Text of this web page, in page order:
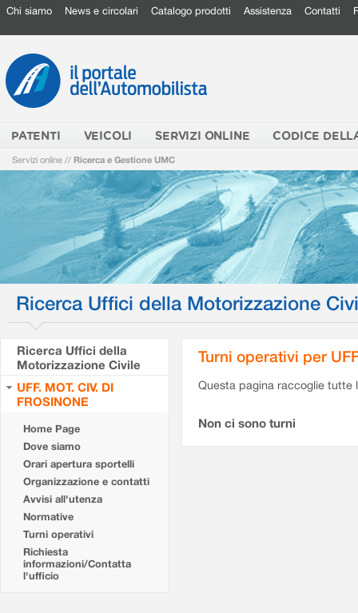
Chi siamo News e circolari Catalogo prodotti Assistenza Contatti
PATENTI VEICOLI SERVIZI ONLINE CODICE
Servizi online // Ricerca e Gestione UMC
Ricerca Uffici della Motorizzazione
Ricerca Uffici della
Motorizzazione Civile
UFF. MOT. CIV. DI
FROSINONE
Home Page
Dove siamo
Orari apertura sportelli
Organizzazione e contatti
Avvisi all'utenza
Normative
Turni operativi
Richiesta
informazioni/Contatta
l'ufficio
Turni operativi per
Questa pagina raccoglie tutte
Non ci sono turni